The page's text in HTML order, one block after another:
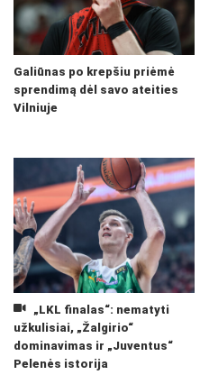
Galiūnas po krepšiu priėmė
sprendimą dėl savo ateities
Vilniuje
„LKL finalas“: nematyti
užkulisiai, „Žalgirio“
dominavimas ir „Juventus“
Pelenės istorija